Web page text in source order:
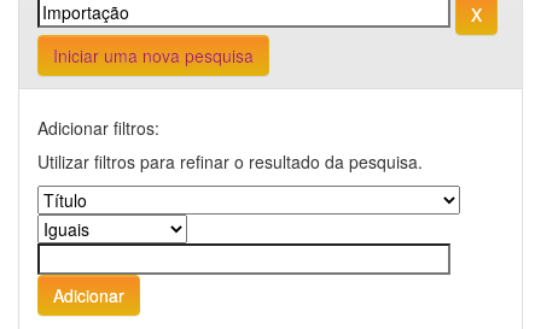
Iniciar uma nova pesquisa
Adicionar filtros:
Utilizar filtros para refinar o resultado da pesquisa.